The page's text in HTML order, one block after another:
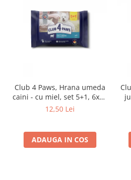
Club 4 Paws, Hrana umeda
caini - cu miel, set 5+1, 6x80
g
12,50 Lei
ADAUGA IN COS